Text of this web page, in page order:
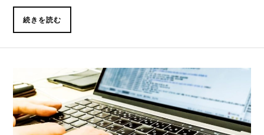
続きを読む